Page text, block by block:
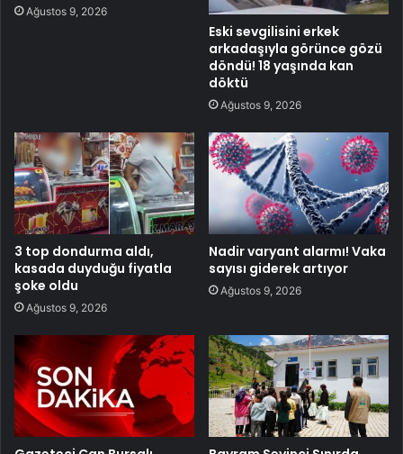
Ağustos 9, 2026
Eski sevgilisini erkek
arkadaşıyla görünce gözü
döndü! 18 yaşında kan
döktü
Ağustos 9, 2026
3 top dondurma aldı,
kasada duyduğu fiyatla
şoke oldu
Ağustos 9, 2026
Nadir varyant alarmı! Vaka
sayısı giderek artıyor
Ağustos 9, 2026